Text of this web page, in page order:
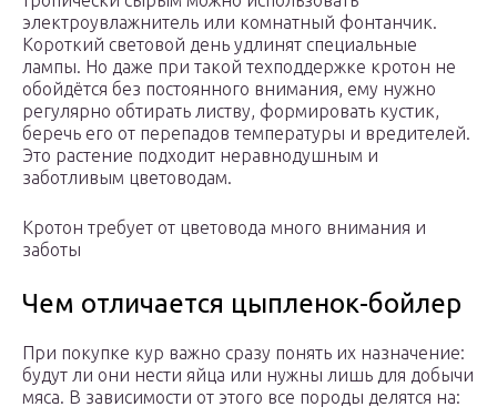
электроувлажнитель или комнатный фонтанчик.
Короткий световой день удлинят специальные
лампы. Но даже при такой техподдержке кротон не
обойдётся без постоянного внимания, ему нужно
регулярно обтирать листву, формировать кустик,
беречь его от перепадов температуры и вредителей.
Это растение подходит неравнодушным и
заботливым цветоводам.
Кротон требует от цветовода много внимания и
заботы
Чем отличается цыпленок-бойлер
При покупке кур важно сразу понять их назначение:
будут ли они нести яйца или нужны лишь для добычи
мяса. В зависимости от этого все породы делятся на: